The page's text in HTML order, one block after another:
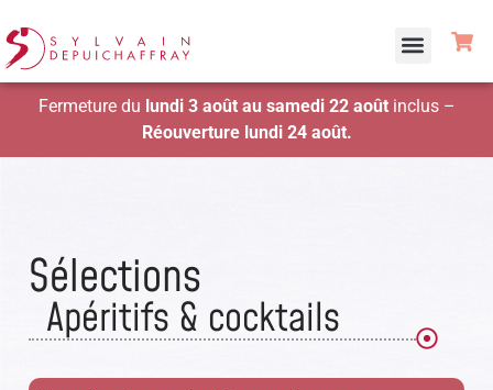
Fermeture du lundi 3 août au samedi 22 aoûtinclus –
Réouverture lundi 24 août.
Sélections​
Apéritifs & cocktails​​